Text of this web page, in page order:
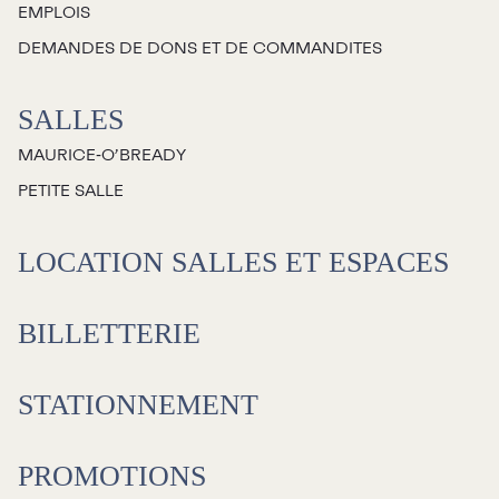
Jeunesse
Sorties scolaires
Les Mordus
Les vendredis autour du feu de
camp
Carte blanche
La FameUSe
EMPLOIS
DEMANDES DE DONS ET DE COMMANDITES
SALLES
MAURICE‑O’BREADY
PETITE SALLE
LOCATION SALLES ET ESPACES
BILLETTERIE
STATIONNEMENT
PROMOTIONS